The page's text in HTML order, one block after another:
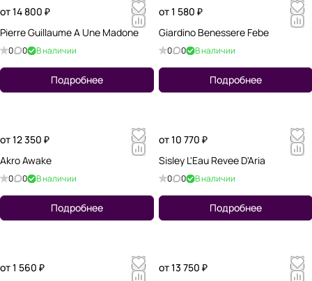
от 14 800 ₽
Pierre Guillaume A Une Madone
0 0 В наличии
Подробнее
от 1 580 ₽
Giardino Benessere Febe
0 0 В наличии
Подробнее
от 12 350 ₽
Akro Awake
0 0 В наличии
Подробнее
от 10 770 ₽
Sisley L'Eau Revee D'Aria
0 0 В наличии
Подробнее
от 1 560 ₽
от 13 750 ₽